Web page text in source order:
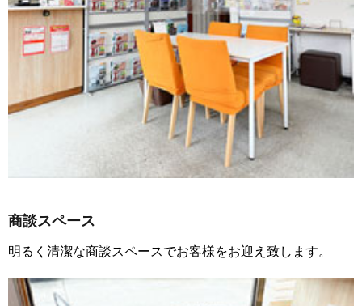
商談スペース
明るく清潔な商談スペースでお客様をお迎え致します。